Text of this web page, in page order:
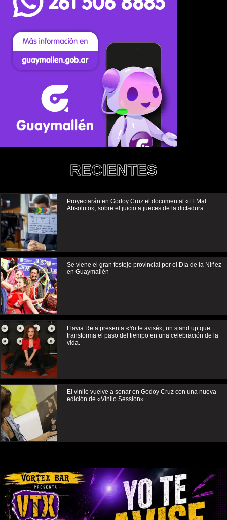
RECIENTES
Proyectarán en Godoy Cruz el documental «El Mal
Absoluto», sobre el juicio a jueces de la dictadura
Se viene el gran festejo provincial por el Día de la Niñez
en Guaymallén
Flavia Reta presenta «Yo te avisé», un stand up que
transforma el paso del tiempo en una celebración de la
vida.
El vinilo vuelve a sonar en Godoy Cruz con una nueva
edición de «Vinilo Session»